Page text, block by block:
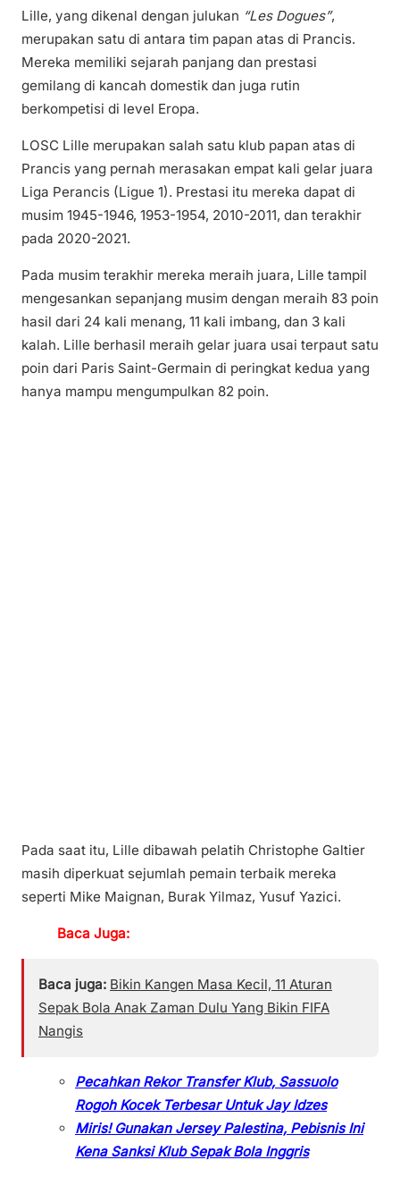
Lille, yang dikenal dengan julukan “Les Dogues”,
merupakan satu di antara tim papan atas di Prancis.
Mereka memiliki sejarah panjang dan prestasi
gemilang di kancah domestik dan juga rutin
berkompetisi di level Eropa.
LOSC Lille merupakan salah satu klub papan atas di
Prancis yang pernah merasakan empat kali gelar juara
Liga Perancis (Ligue 1). Prestasi itu mereka dapat di
musim 1945-1946, 1953-1954, 2010-2011, dan terakhir
pada 2020-2021.
Pada musim terakhir mereka meraih juara, Lille tampil
mengesankan sepanjang musim dengan meraih 83 poin
hasil dari 24 kali menang, 11 kali imbang, dan 3 kali
kalah. Lille berhasil meraih gelar juara usai terpaut satu
poin dari Paris Saint-Germain di peringkat kedua yang
hanya mampu mengumpulkan 82 poin.
Pada saat itu, Lille dibawah pelatih Christophe Galtier
masih diperkuat sejumlah pemain terbaik mereka
seperti Mike Maignan, Burak Yilmaz, Yusuf Yazici.
Baca Juga:
Baca juga: Bikin Kangen Masa Kecil, 11 Aturan
Sepak Bola Anak Zaman Dulu Yang Bikin FIFA
Nangis
Pecahkan Rekor Transfer Klub, Sassuolo
Rogoh Kocek Terbesar Untuk Jay Idzes
Miris! Gunakan Jersey Palestina, Pebisnis Ini
Kena Sanksi Klub Sepak Bola Inggris